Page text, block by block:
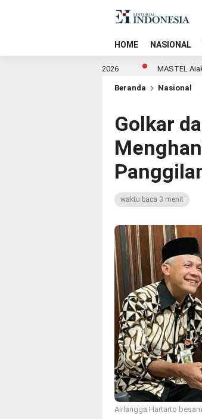
HOME NASIONAL
MASTEL Ajak Platform
Beranda Nasional
Golkar
waktu baca 3 menit
Airlangga Hartarto